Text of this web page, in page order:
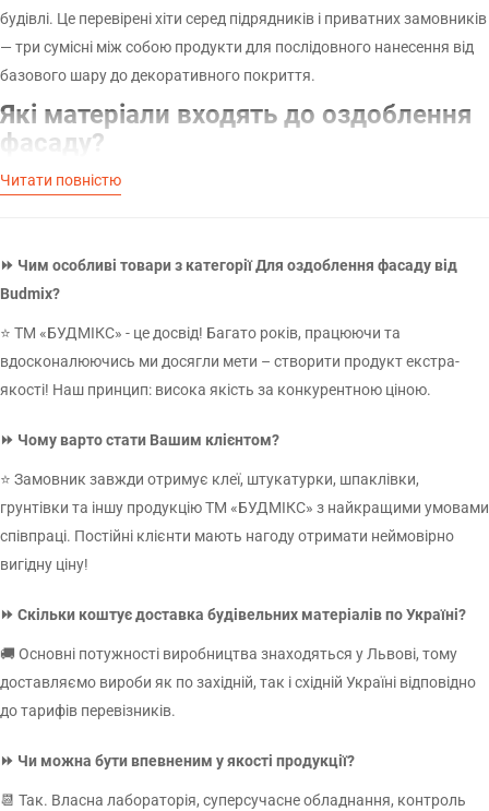
будівлі. Це перевірені хіти серед підрядників і приватних замовників
— три сумісні між собою продукти для послідовного нанесення від
базового шару до декоративного покриття.
Які матеріали входять до оздоблення
фасаду?
Фасадна штукатурка
декоративний шар.
Ґрунтовка адгезійна
базовою та декоративною штукатуркою. Покращує зчеплення,
вирівнює вбирання поверхні та суттєво продовжує термін
служби фасадного оздоблення.
"короїд", "баранець" або камінцева. Надає будівлі естетичного
вигляду та захищає поверхню від опадів, вітру і забруднень.
Фасадна фарба
— альтернативне або додаткове фінішне
покриття для фасаду. Наноситься поверх штукатурки або
ґрунтовки, надає рівномірний колір, захищає від ультрафіолету,
Чому варто купувати оздоблювальні матеріали у ТМ Будмікс?
Всі три матеріали сумісні між собою — перевірені в єдиній
технологічній послідовності
Власне виробництво — ціни без торгової націнки посередників
Гуртові та роздрібні умови, доставка по всій Україні
Читати повністю
⏩ Чим особливі товари з категорії Для оздоблення фасаду від
Budmix?
⭐ ТМ «БУДМІКС» - це досвід! Багато років, працюючи та
вдосконалюючись ми досягли мети – створити продукт екстра-
якості! Наш принцип: висока якість за конкурентною ціною.
⏩ Чому варто стати Вашим клієнтом?
⭐ Замовник завжди отримує клеї, штукатурки, шпаклівки,
грунтівки та іншу продукцію ТМ «БУДМІКС» з найкращими умовами
співпраці. Постійні клієнти мають нагоду отримати неймовірно
вигідну ціну!
⏩ Скільки коштує доставка будівельних матеріалів по Україні?
🚚 Основні потужності виробництва знаходяться у Львові, тому
доставляємо вироби як по західній, так і східній Україні відповідно
до тарифів перевізників.
⏩ Чи можна бути впевненим у якості продукції?
📆 Так. Власна лабораторія, суперсучасне обладнання, контроль